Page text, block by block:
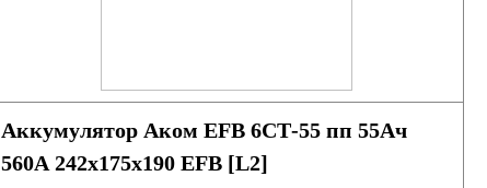
Аккумулятор Аком EFB 6СТ-55 пп 55Ач
560А 242х175х190 EFB [L2]